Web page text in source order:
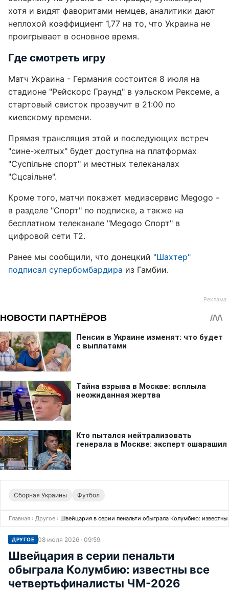
хотя и видят фаворитами немцев, аналитики дают
неплохой коэффициент 1,77 на то, что Украина не
проигрывает в основное время.
Где смотреть игру
Матч Украина - Германия состоится 8 июля на
стадионе "Рейскорс Граунд" в уэльском Рексеме, а
стартовый свисток прозвучит в 21:00 по
киевскому времени.
Прямая трансляция этой и последующих встреч
"сине-желтых" будет доступна на платформах
"Суспільне спорт" и местных телеканалах
"Сцсаільне".
Кроме того, матчи покажет медиасервис Megogo -
в разделе "Спорт" по подписке, а также на
бесплатном телеканале "Megogo Спорт" в
цифровой сети Т2.
Ранее мы сообщили, что донецкий "Шахтер"
подписал супербомбардира из Гамбии.
Сборная Украины Футбол
Главная › Другое › Швейцария в серии пенальти обыграла Колумбию:
ДРУГОЕ 08 июля 2026 · 09:59
Швейцария в серии пенальти
обыграла Колумбию: известны все
четвертьфиналисты ЧМ-2026